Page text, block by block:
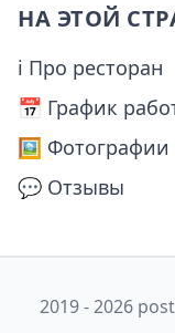
НА ЭТОЙ
ℹ Про ресторан
📅️ График
🖼️ Фотографии
💬 Отзывы
2019 - 2026